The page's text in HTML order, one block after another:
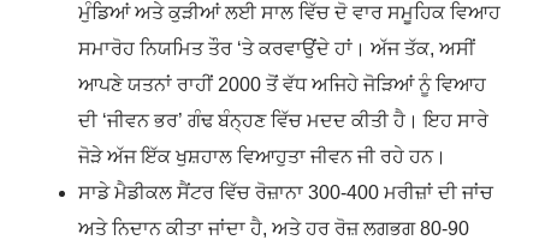
ਮੁੰਡਿਆਂ ਅਤੇ ਕੁੜੀਆਂ ਲਈ ਸਾਲ ਵਿੱਚ ਦੋ ਵਾਰ ਸਮੂਹਿਕ ਵਿਆਹ
ਸਮਾਰੋਹ ਨਿਯਮਿਤ ਤੌਰ ‘ਤੇ ਕਰਵਾਉਂਦੇ ਹਾਂ। ਅੱਜ ਤੱਕ, ਅਸੀਂ
ਆਪਣੇ ਯਤਨਾਂ ਰਾਹੀਂ 2000 ਤੋਂ ਵੱਧ ਅਜਿਹੇ ਜੋੜਿਆਂ ਨੂੰ ਵਿਆਹ
ਦੀ ‘ਜੀਵਨ ਭਰ’ ਗੰਢ ਬੰਨ੍ਹਣ ਵਿੱਚ ਮਦਦ ਕੀਤੀ ਹੈ। ਇਹ ਸਾਰੇ
ਜੋੜੇ ਅੱਜ ਇੱਕ ਖੁਸ਼ਹਾਲ ਵਿਆਹੁਤਾ ਜੀਵਨ ਜੀ ਰਹੇ ਹਨ।
ਸਾਡੇ ਮੈਡੀਕਲ ਸੈਂਟਰ ਵਿੱਚ ਰੋਜ਼ਾਨਾ 300-400 ਮਰੀਜ਼ਾਂ ਦੀ ਜਾਂਚ
ਅਤੇ ਨਿਦਾਨ ਕੀਤਾ ਜਾਂਦਾ ਹੈ, ਅਤੇ ਹਰ ਰੋਜ਼ ਲਗਭਗ 80-90